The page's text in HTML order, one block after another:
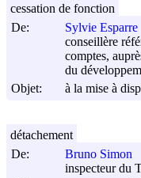
De:
Sylvie Esparre
conseillère
comptes,
du
Objet:
à la mise à
cessation de fonction
De:
Bruno Simon
inspecteur du
détachement